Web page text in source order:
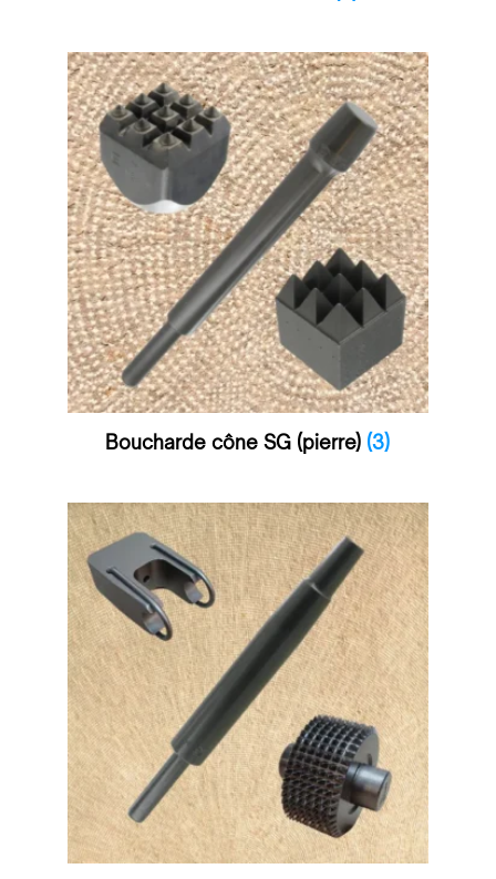
Boucharde cône SG (pierre) (3)